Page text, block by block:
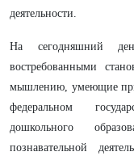
деятельности.
На сегодняшний
востребованными
мышлению, умеющие
федеральном
дошкольного
познавательной